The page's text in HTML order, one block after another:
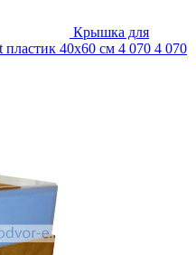
Крышка для
пластик 40х60 см 4 070 4 070